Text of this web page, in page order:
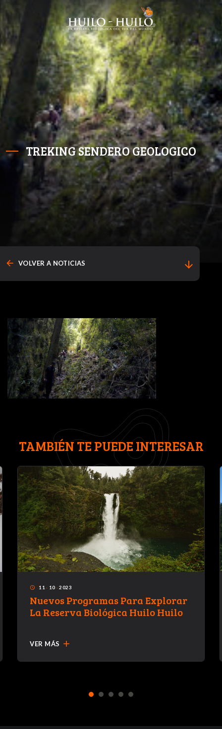
TREKING SENDERO GEOLOGICO
arrow_back VOLVER A NOTICIAS arrow_downward
TAMBIÉN TE PUEDE INTERESAR
access_time 11 · 10 · 2023
Nuevos Programas Para Explorar
La Reserva Biológica Huilo Huilo
VER MÁS add
1 2 3 4 5